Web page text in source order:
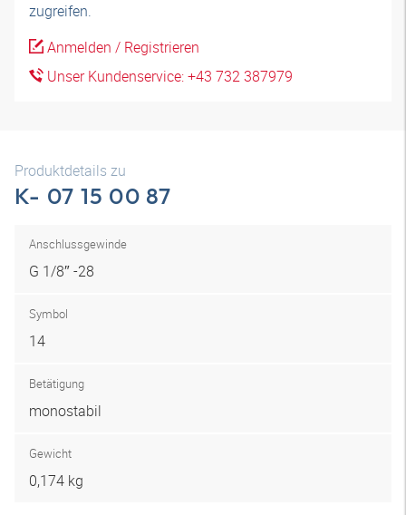
zugreifen.
Anmelden / Registrieren
Unser Kundenservice: +43 732 387979
Produktdetails zu
K- 07 15 00 87
Anschlussgewinde
G 1/8″ -28
Symbol
14
Betätigung
monostabil
Gewicht
0,174 kg